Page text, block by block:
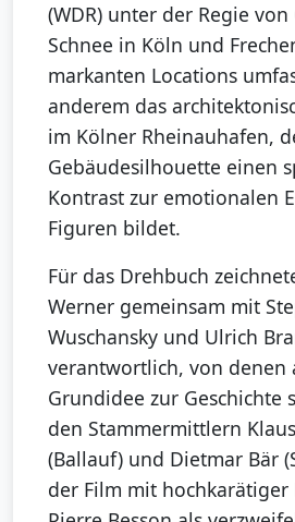
(WDR) unter der Regie
Schnee in Köln und
markanten Locations
anderem das
im Kölner Rheinauhafen,
Gebäudesilhouette einen
Kontrast zur emotionalen
Figuren bildet.
Für das Drehbuch
Werner gemeinsam mit
Wuschansky und Ulrich
verantwortlich, von denen
Grundidee zur Geschichte
den Stammermittlern
(Ballauf) und Dietmar Bär
der Film mit hochkarätiger